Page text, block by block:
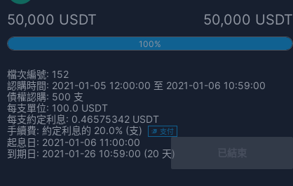
50,000 USDT 50,000 USDT
100%
檔次編號: 152
認購時間: 2021-01-05 12:00:00 至 2021-01-06 10:59:00
債權認購: 500 支
每支單位: 100.0 USDT
每支約定利息: 0.46575342 USDT
手續費: 約定利息的 20.0% (支)
支付
起息日: 2021-01-06 11:00:00
到期日: 2021-01-26 10:59:00 (20 天)